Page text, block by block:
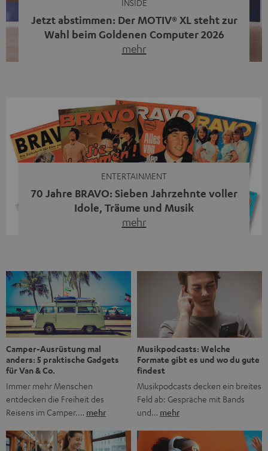
INSIDE
Jetzt abstimmen: Der MOTIV® XL steht zur
Wahl beim Goldenen Computer 2026
mehr
Streaming-System vereint hochwertige HiFi-Technik,
moderne Streaming-Funktionen und hohe Flexibilität in
einem einzigen Gerät – und zeigt, dass man für großen
Sound heute keine klassische HiFi-Anlage mehr braucht.
ENTERTAINMENT
70 Jahre BRAVO: Sieben Jahrzehnte voller
Idole, Träume und Musik
mehr
1956 begleitet das Magazin Jugendliche durch Rock und
Pop, kleine Schwärmereien und große Fragen. Zum 70.
Jubiläum werfen wir einen Blick zurück. Vom Filmheft zur
Jugendmarke: Wie die BRAVO ihren Ton fand Als die […]
Camper-Ausrüstung mal
anders: 5 praktische Gadgets
für Van & Co.
Immer mehr Menschen
entdecken die Freiheit des
Reisens im Camper.… mehr
Musikpodcasts: Welche
Formate gibt es und wo du gute
findest
Musikpodcasts decken ein breites
Feld ab: Gespräche mit Bands
und… mehr